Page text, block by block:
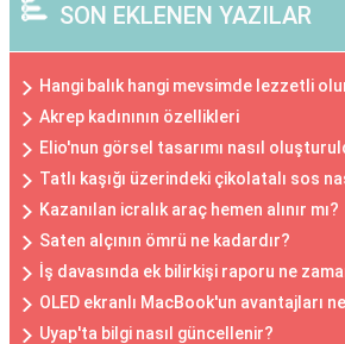
SON EKLENEN YAZILAR
Hangi balık hangi mevsimde lezzetli
Akrep kadınının özellikleri
Elio'nun görsel tasarımı nasıl
Tatlı kaşığı üzerindeki çikolatalı sos
Kazanılan icralık araç hemen alınır mı?
Saten alçının ömrü ne kadardır?
İş davasında ek bilirkişi raporu ne
OLED ekranlı MacBook'un avantajları
Uyap'ta bilgi nasıl güncellenir?